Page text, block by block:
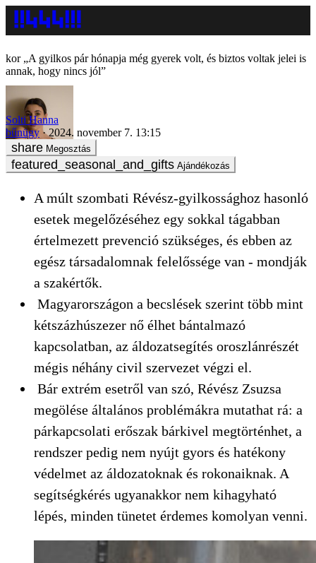
„A gyilkos pár hónapja még gyerek volt, és biztos voltak jelei is
annak, hogy nincs jól”
Solti Hanna
bűnügy
2024. november 7. 13:15
Megosztás
Ajándékozás
A múlt szombati Révész-gyilkossághoz hasonló
esetek megelőzéséhez egy sokkal tágabban
értelmezett prevenció szükséges, és ebben az
egész társadalomnak felelőssége van - mondják
a szakértők.
Magyarországon a becslések szerint több mint
kétszázhúszezer nő élhet bántalmazó
kapcsolatban, az áldozatsegítés oroszlánrészét
mégis néhány civil szervezet végzi el.
Bár extrém esetről van szó, Révész Zsuzsa
megölése általános problémákra mutathat rá: a
párkapcsolati erőszak bárkivel megtörténhet, a
rendszer pedig nem nyújt gyors és hatékony
védelmet az áldozatoknak és rokonaiknak. A
segítségkérés ugyanakkor nem kihagyható
lépés, minden tünetet érdemes komolyan venni.